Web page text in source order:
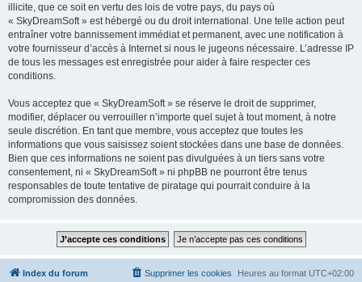
illicite, que ce soit en vertu des lois de votre pays, du pays où
« SkyDreamSoft » est hébergé ou du droit international. Une telle action peut
entraîner votre bannissement immédiat et permanent, avec une notification à
votre fournisseur d’accès à Internet si nous le jugeons nécessaire. L’adresse IP
de tous les messages est enregistrée pour aider à faire respecter ces
conditions.
Vous acceptez que « SkyDreamSoft » se réserve le droit de supprimer,
modifier, déplacer ou verrouiller n’importe quel sujet à tout moment, à notre
seule discrétion. En tant que membre, vous acceptez que toutes les
informations que vous saisissez soient stockées dans une base de données.
Bien que ces informations ne soient pas divulguées à un tiers sans votre
consentement, ni « SkyDreamSoft » ni phpBB ne pourront être tenus
responsables de toute tentative de piratage qui pourrait conduire à la
compromission des données.
Index du forum Heures au format UTC+02:00
Supprimer les cookies